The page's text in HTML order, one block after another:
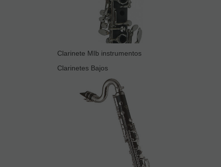
Clarinete MIb instrumentos
Clarinetes Bajos